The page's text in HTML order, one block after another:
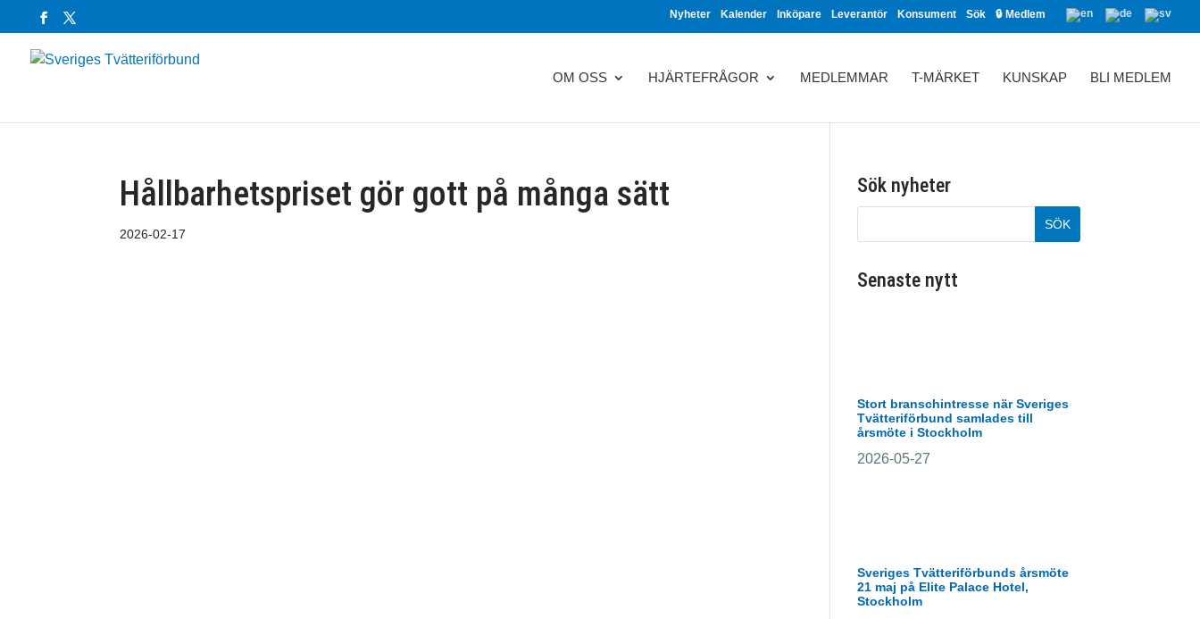
Nyheter Kalender Inköpare Leverantör Konsument Sök 🔒 Medlem
OM OSS HJÄRTEFRÅGOR MEDLEMMAR T-MÄRKET KUNSKAP BLI MEDLEM
Hållbarhetspriset gör gott på många sätt
2026-02-17
Sök nyheter
Senaste nytt
Stort branschintresse när Sveriges
Tvätteriförbund samlades till
årsmöte i Stockholm
2026-05-27
Sveriges Tvätteriförbunds årsmöte
21 maj på Elite Palace Hotel,
Stockholm